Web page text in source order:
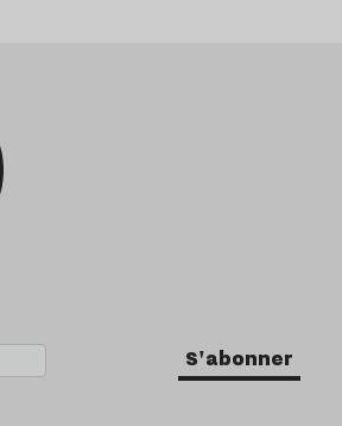
S'abonner